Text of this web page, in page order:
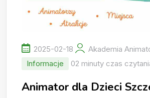
2025-02-18
Akademia
Informacje
02 minuty czas
Animator dla Dzieci